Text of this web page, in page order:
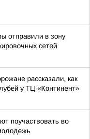
отправили в зону
сетей
рассказали, как
у ТЦ «Континент»
поучаствовать во